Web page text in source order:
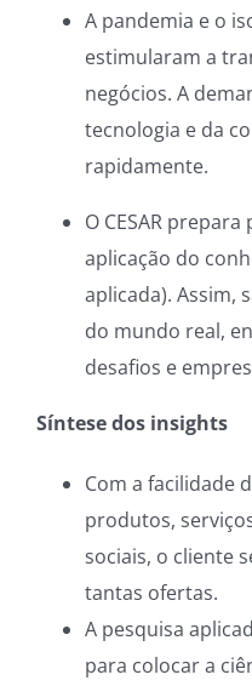
A pandemia e o
estimularam a
negócios. A
tecnologia e da
rapidamente.
O CESAR
aplicação do
aplicada). Assim,
do mundo real,
desafios e
Síntese dos insights
Com a facilidade
produtos,
sociais, o cliente
tantas ofertas.
A pesquisa
para colocar a